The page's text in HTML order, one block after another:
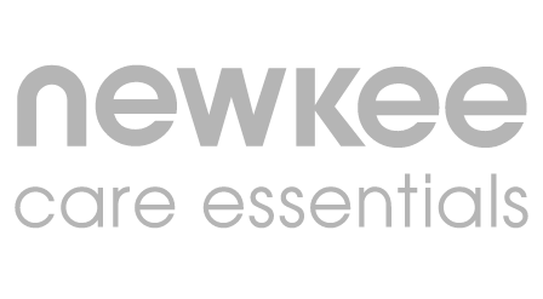
soziale Medien, Werbung und Analysen weiter. Unsere
Partner führen diese Informationen möglicherweise mit
weiteren Daten zusammen, die Sie ihnen bereitgestellt
haben oder die sie im Rahmen Ihrer Nutzung der Dienste
Cookie-Einstellungen
können
jederzeit über den Link im Footer aufgerufen und